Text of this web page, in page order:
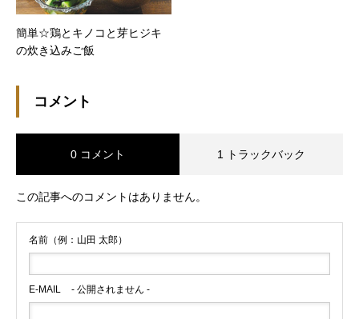
簡単☆鶏とキノコと芽ヒジキ
の炊き込みご飯
コメント
0 コメント 1 トラックバック
この記事へのコメントはありません。
名前（例：山田 太郎）
E-MAIL - 公開されません -